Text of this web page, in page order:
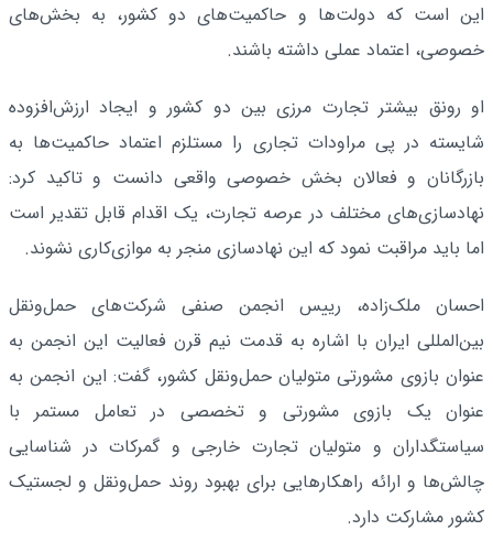
این است که دولت‌ها و حاکمیت‌های دو کشور، به بخش‌های
خصوصی، اعتماد عملی داشته باشند.
او رونق بیشتر تجارت مرزی بین دو کشور و ایجاد ارزش‌افزوده
شایسته در پی مراودات تجاری را مستلزم اعتماد حاکمیت‌ها به
بازرگانان و فعالان بخش خصوصی واقعی دانست و تاکید کرد:
نهادسازی‌های مختلف در عرصه تجارت، یک اقدام قابل تقدیر است
اما باید مراقبت نمود که این نهادسازی منجر به موازی‌کاری نشوند.
احسان ملک‌زاده، رییس انجمن صنفی شرکت‌های حمل‌ونقل
بین‌المللی ایران با اشاره به قدمت نیم قرن فعالیت این انجمن به
عنوان بازوی مشورتی متولیان حمل‌ونقل کشور، گفت: این انجمن به
عنوان یک بازوی مشورتی و تخصصی در تعامل مستمر با
سیاستگداران و متولیان تجارت خارجی و گمرکات در شناسایی
چالش‌ها و ارائه راهکارهایی برای بهبود روند حمل‌ونقل و لجستیک
کشور مشارکت دارد.